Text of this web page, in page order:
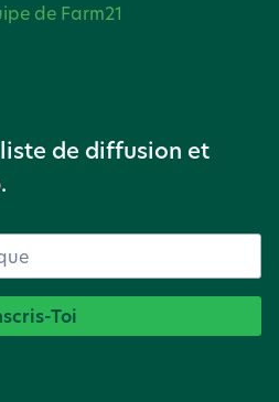
de Farm21
de diffusion et
Toi